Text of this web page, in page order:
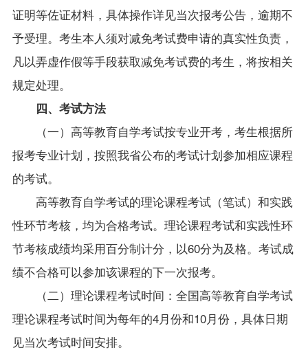
证明等佐证材料，具体操作详见当次报考公告，逾期不
予受理。考生本人须对减免考试费申请的真实性负责，
凡以弄虚作假等手段获取减免考试费的考生，将按相关
规定处理。
四、考试方法
（一）高等教育自学考试按专业开考，考生根据所
报考专业计划，按照我省公布的考试计划参加相应课程
的考试。
高等教育自学考试的理论课程考试（笔试）和实践
性环节考核，均为合格考试。理论课程考试和实践性环
节考核成绩均采用百分制计分，以60分为及格。考试成
绩不合格可以参加该课程的下一次报考。
（二）理论课程考试时间：全国高等教育自学考试
理论课程考试时间为每年的4月份和10月份，具体日期
见当次考试时间安排。